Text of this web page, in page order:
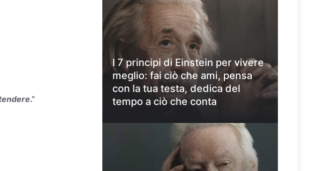
.”
I 7 principi di Einstein per vivere
meglio: fai ciò che ami, pensa
con la tua testa, dedica del
tempo a ciò che conta